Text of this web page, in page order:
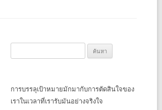
สำหรับ:
การบรรลุเป้าหมายมักมากับการตัดสินใจของ
เราในเวลาที่เรารับมันอย่างจริงใจ